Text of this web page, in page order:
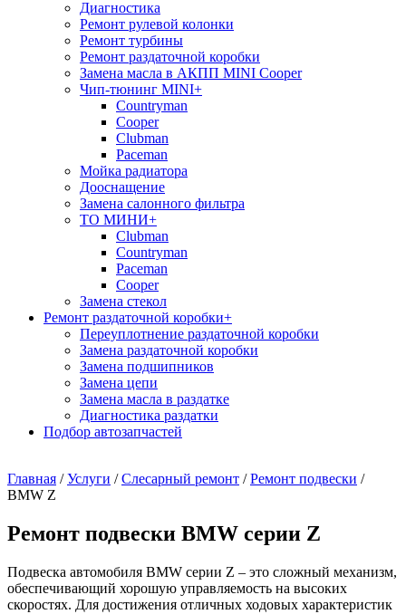
Диагностика
Ремонт рулевой колонки
Ремонт турбины
Ремонт раздаточной коробки
Замена масла в АКПП MINI Cooper
Чип-тюнинг MINI+
Сountryman
Сooper
Clubman
Paceman
Мойка радиатора
Дооснащение
Замена салонного фильтра
ТО МИНИ+
Clubman
Countryman
Paceman
Cooper
Замена стекол
Ремонт раздаточной коробки+
Переуплотнение раздаточной коробки
Замена раздаточной коробки
Замена подшипников
Замена цепи
Замена масла в раздатке
Диагностика раздатки
Подбор автозапчастей
Главная /Услуги /Слесарный ремонт /Ремонт подвески /
BMW Z
Ремонт подвески BMW серии Z
Подвеска автомобиля BMW серии Z – это сложный механизм,
обеспечивающий хорошую управляемость на высоких
скоростях. Для достижения отличных ходовых характеристик